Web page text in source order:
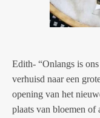
Edith- “Onlangs is
verhuisd naar een
opening van het
plaats van bloemen of